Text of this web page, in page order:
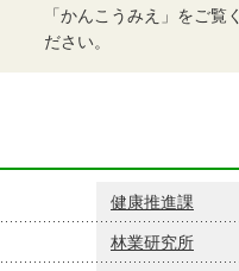
「かんこうみえ」をご覧く
ださい。
健康推進課
林業研究所